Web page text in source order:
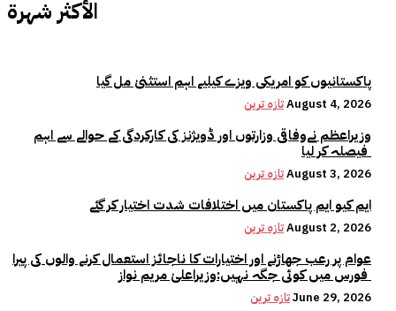
الأكثر شهرة
پاکستانیوں کو امریکی ویزے کیلیے اہم استثنیٰ مل گیا
تازہ ترینAugust 4, 2026
وزیراعظم نےوفاقی وزارتوں اور ڈویژنز کی کارکردگی کے حوالے سے اہم
تازہ ترینAugust 3, 2026
ایم کیو ایم پاکستان میں اختلافات شدت اختیار کر گئے
تازہ ترینAugust 2, 2026
عوام پر رعب جھاڑنے اور اختیارات کا ناجائز استعمال کرنے والوں کی پیرا
تازہ ترینJune 29, 2026